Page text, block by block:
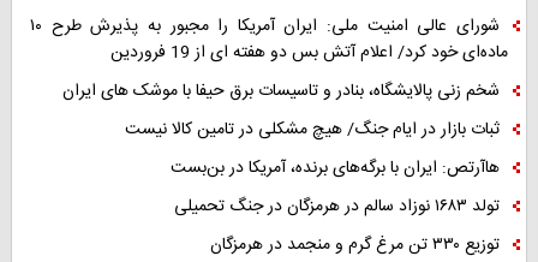
شورای عالی امنیت ملی: ایران آمریکا را مجبور به پذیرش طرح ۱۰
ماده‌ای خود کرد/ اعلام آتش بس دو هفته ای از 19 فروردین
شخم زنی پالایشگاه، بنادر و تاسیسات برق حیفا با موشک های ایران
ثبات بازار در ایام جنگ/ هیچ مشکلی در تامین کالا نیست
هاآرتص: ایران با برگه‌های برنده، آمریکا در بن‌بست
تولد ۱۶۸۳ نوزاد سالم در هرمزگان در جنگ تحمیلی
توزیع ۳۳۰ تن مرغ گرم و منجمد در هرمزگان